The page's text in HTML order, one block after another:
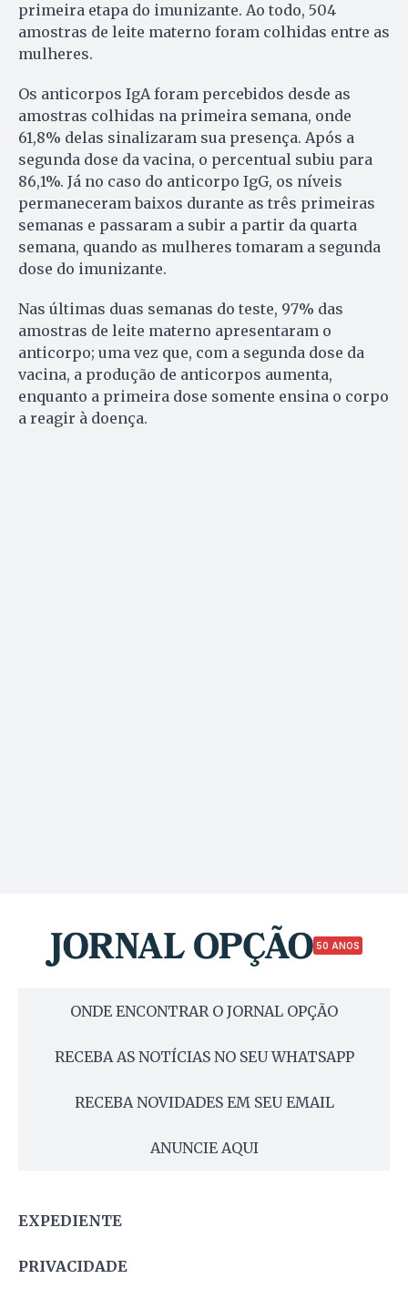
primeira etapa do imunizante. Ao todo, 504
amostras de leite materno foram colhidas entre as
mulheres.
Os anticorpos IgA foram percebidos desde as
amostras colhidas na primeira semana, onde
61,8% delas sinalizaram sua presença. Após a
segunda dose da vacina, o percentual subiu para
86,1%. Já no caso do anticorpo IgG, os níveis
permaneceram baixos durante as três primeiras
semanas e passaram a subir a partir da quarta
semana, quando as mulheres tomaram a segunda
dose do imunizante.
Nas últimas duas semanas do teste, 97% das
amostras de leite materno apresentaram o
anticorpo; uma vez que, com a segunda dose da
vacina, a produção de anticorpos aumenta,
enquanto a primeira dose somente ensina o corpo
a reagir à doença.
50 ANOS
ONDE ENCONTRAR O JORNAL OPÇÃO
RECEBA AS NOTÍCIAS NO SEU WHATSAPP
RECEBA NOVIDADES EM SEU EMAIL
ANUNCIE AQUI
EXPEDIENTE
PRIVACIDADE